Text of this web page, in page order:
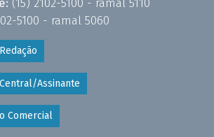
(15) 2102-5100 - ramal 5110
5100 - ramal 5060
Assinante
Comercial